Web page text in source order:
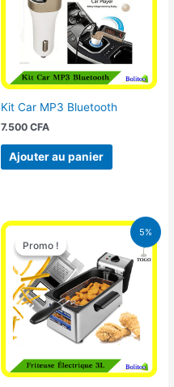
Kit Car MP3 Bluetooth
7.500 CFA
Ajouter au panier
5%
Promo !
Promo !
Le
initial
était :
39.000 CFA.
Le
prix
actuel
est :
37.000 CFA.